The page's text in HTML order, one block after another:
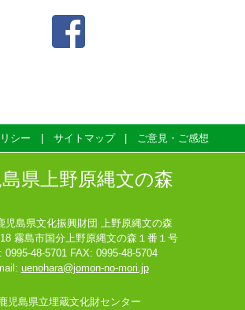
シー サイトマップ ご意見・ご感想
県上野原縄文の森
児島県文化振興財団 上野原縄文の森
霧島市国分上野原縄文の森１番１号
0995-48-5701 FAX: 0995-48-5704
uenohara@jomon-no-mori.jp
児島県立埋蔵文化財センター